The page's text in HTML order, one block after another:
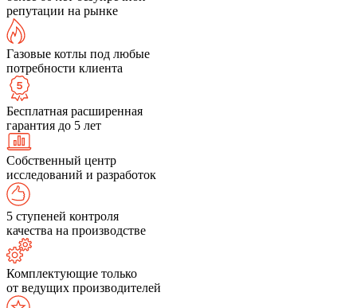
репутации на рынке
Газовые котлы под любые
потребности клиента
Бесплатная расширенная
гарантия до 5 лет
Собственный центр
исследований и разработок
5 ступеней контроля
качества на производстве
Комплектующие только
от ведущих производителей